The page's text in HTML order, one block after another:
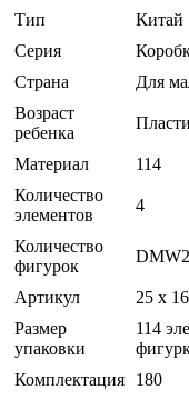
Тип
Китай
Серия
Страна
Для
Возраст
ребенка
Материал
114
Количество
элементов
4
Количество
фигурок
Артикул
25 x
Размер
упаковки
114
Комплектация
180